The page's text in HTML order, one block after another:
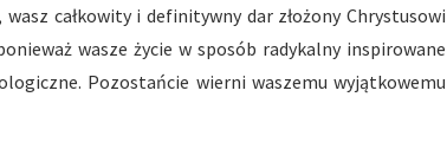
całkowity i definitywny dar złożony Chrystusowi
wasze życie w sposób radykalny inspirowane
Pozostańcie wierni waszemu wyjątkowemu